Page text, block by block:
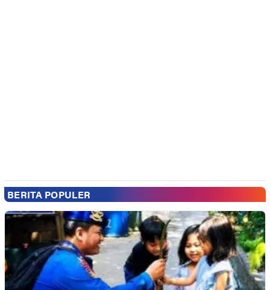
BERITA POPULER